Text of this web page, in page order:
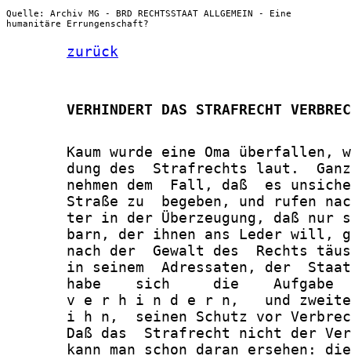
Quelle: Archiv MG - BRD RECHTSSTAAT ALLGEMEIN - Eine
humanitäre Errungenschaft?
zurück
VERHINDERT DAS STRAFRECHT
Kaum wurde eine Oma überfallen,
dung des  Strafrechts laut.
nehmen dem  Fall, daß  es
Straße zu  begeben, und rufen
ter in der Überzeugung, daß nur
barn, der ihnen ans Leder will,
nach der  Gewalt des  Rechts
in seinem  Adressaten, der
habe    sich     die    Aufgabe
v e r h i n d e r n,   und
i h n,  seinen Schutz vor
Daß das  Strafrecht nicht der
kann man schon daran ersehen: